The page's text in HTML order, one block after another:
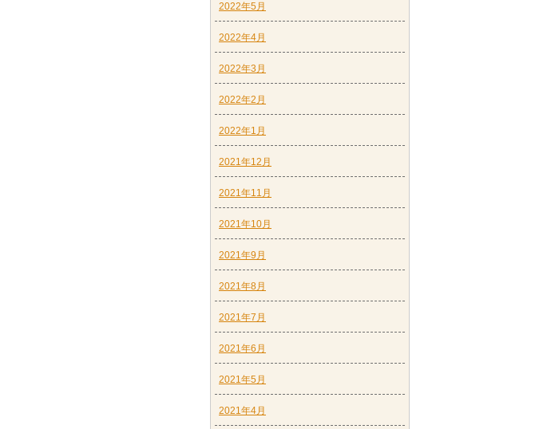
2022年5月
2022年4月
2022年3月
2022年2月
2022年1月
2021年12月
2021年11月
2021年10月
2021年9月
2021年8月
2021年7月
2021年6月
2021年5月
2021年4月